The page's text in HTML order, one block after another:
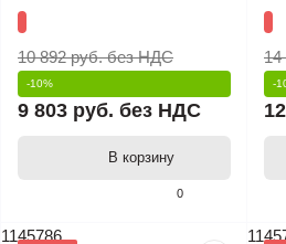
0
10 892 руб.без НДС
-10%
9 803 руб. без НДС
В корзину
14
-
1145786